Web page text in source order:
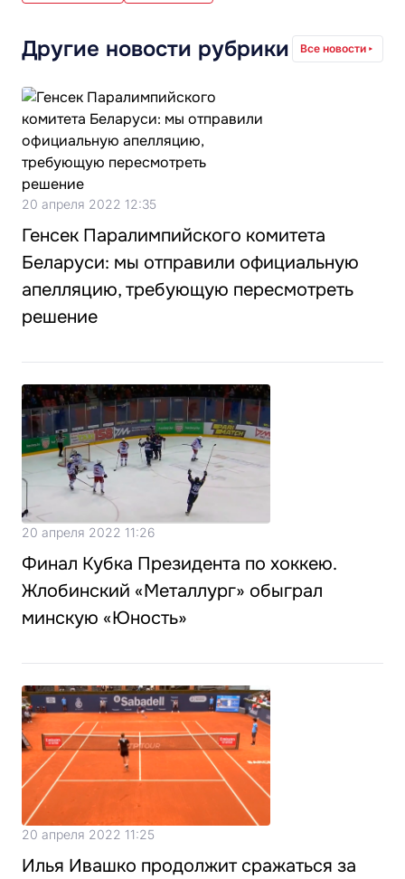
Другие новости рубрики Все новости
20 апреля 2022 12:35
Генсек Паралимпийского комитета
Беларуси: мы отправили официальную
апелляцию, требующую пересмотреть
решение
20 апреля 2022 11:26
Финал Кубка Президента по хоккею.
Жлобинский «Металлург» обыграл
минскую «Юность»
20 апреля 2022 11:25
Илья Ивашко продолжит сражаться за